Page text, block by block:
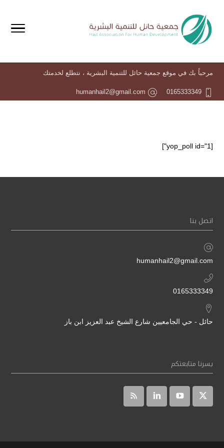
مرحباً بك في موقع جمعية حائل للتنمية البشرية ، نتطلع لخدمتك
0165333349
humanhail2@gmail.com
[yop_poll id="1"]
اتصل بنا
humanhail2@gmail.com
0165333349
حائل - حي الجامعيين شارع الشيخ عبد العزيز ابن باز
يسرنا متابعتكم